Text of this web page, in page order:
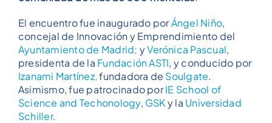
El encuentro fue inaugurado porÁngel Niño,
concejal de Innovación y Emprendimiento del
Ayuntamiento de Madrid; yVerónica Pascual,
presidenta de la Fundación ASTI, y conducido por
Izanami Martínez,fundadora de Soulgate.
Asimismo, fue patrocinado porIE School of
Science and Techonology, GSKy la Universidad
Schiller.